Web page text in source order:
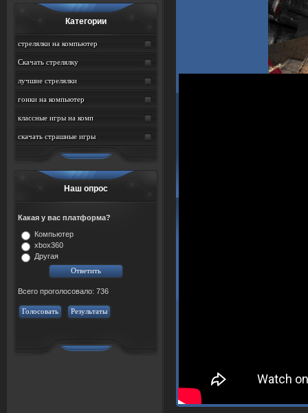
Категории
стрелялки на компьютер
Скачать стрелялку
лучшие стрелялки
гонки на компьютер
классные игры на комп
скачать страшные игры
Наш опрос
Какая у вас платформа?
Компьютер
xbox360
Другая
Всего проголосовало: 736
Голосовать Результаты